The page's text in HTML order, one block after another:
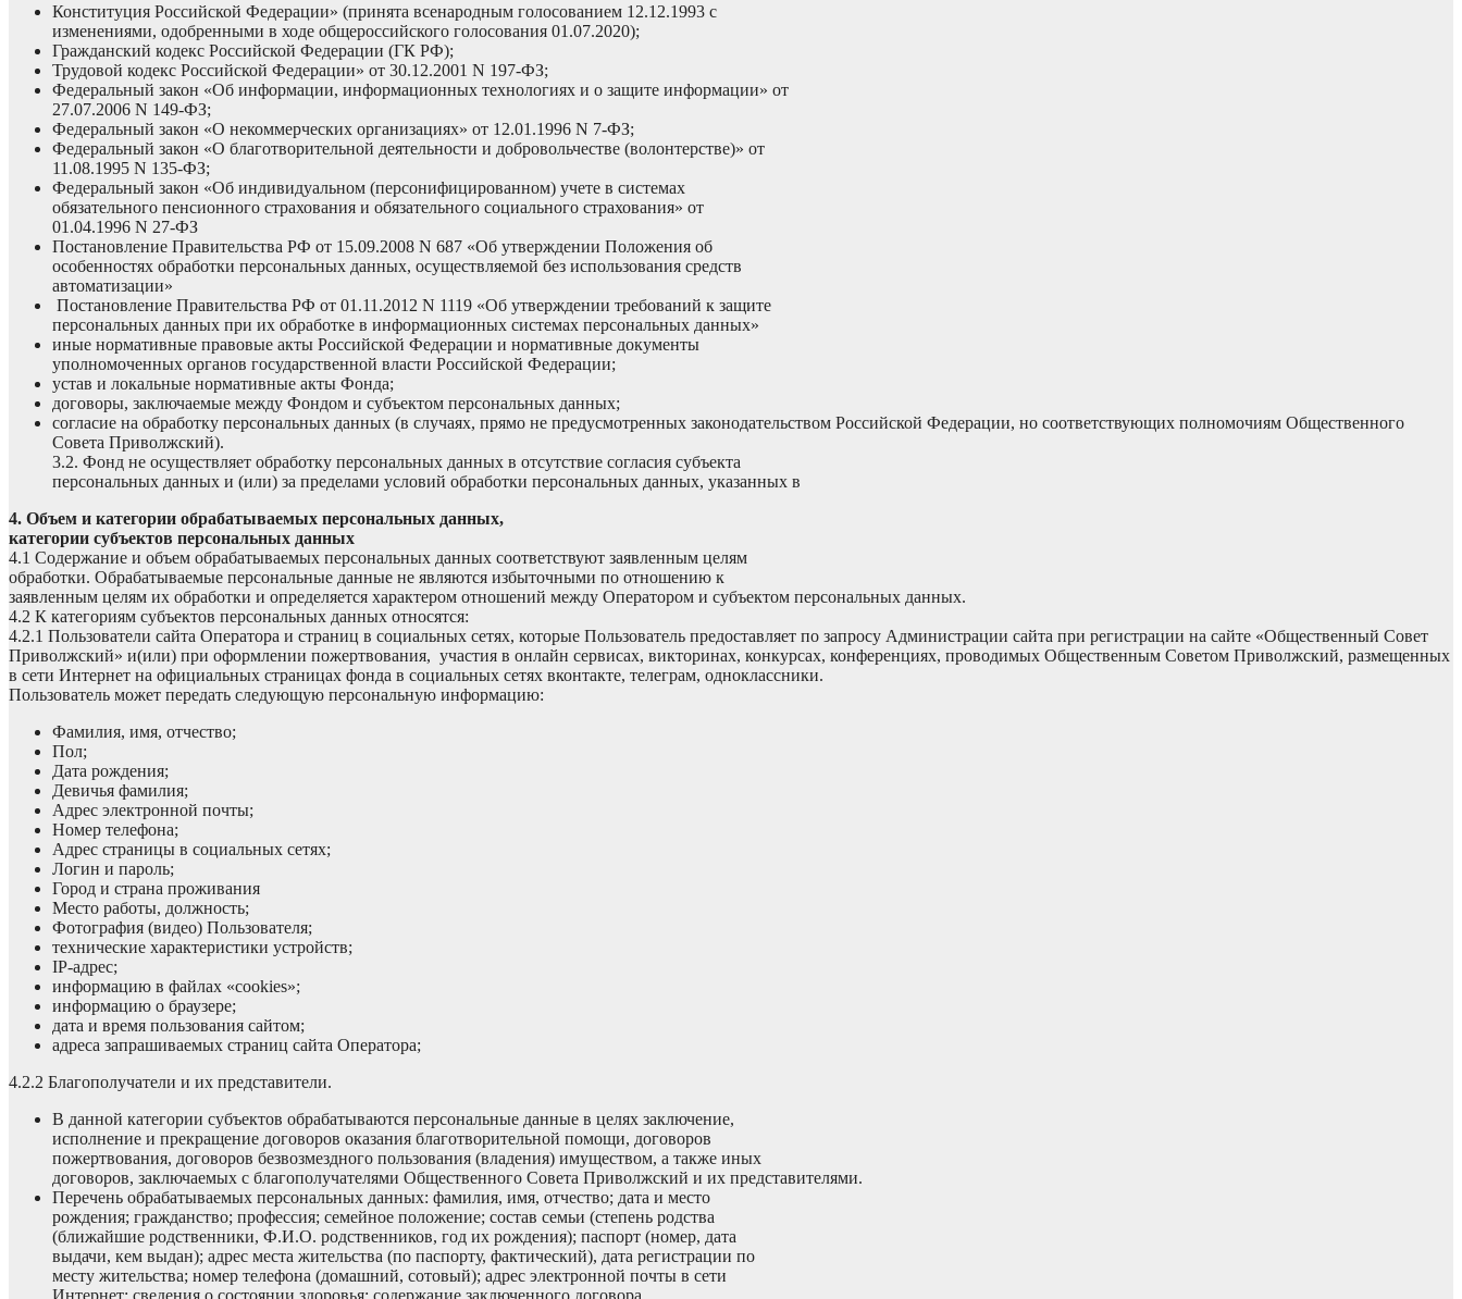
Конституция Российской Федерации» (принята всенародным голосованием 12.12.1993 с
изменениями, одобренными в ходе общероссийского голосования 01.07.2020);
Гражданский кодекс Российской Федерации (ГК РФ);
Трудовой кодекс Российской Федерации» от 30.12.2001 N 197-ФЗ;
Федеральный закон «Об информации, информационных технологиях и о защите информации» от
27.07.2006 N 149-ФЗ;
Федеральный закон «О некоммерческих организациях» от 12.01.1996 N 7-ФЗ;
Федеральный закон «О благотворительной деятельности и добровольчестве (волонтерстве)» от
11.08.1995 N 135-ФЗ;
Федеральный закон «Об индивидуальном (персонифицированном) учете в системах
обязательного пенсионного страхования и обязательного социального страхования» от
01.04.1996 N 27-ФЗ
Постановление Правительства РФ от 15.09.2008 N 687 «Об утверждении Положения об
особенностях обработки персональных данных, осуществляемой без использования средств
автоматизации»
Постановление Правительства РФ от 01.11.2012 N 1119 «Об утверждении требований к защите
персональных данных при их обработке в информационных системах персональных данных»
иные нормативные правовые акты Российской Федерации и нормативные документы
уполномоченных органов государственной власти Российской Федерации;
устав и локальные нормативные акты Фонда;
договоры, заключаемые между Фондом и субъектом персональных данных;
согласие на обработку персональных данных (в случаях, прямо не предусмотренных законодательством Российской Федерации, но соответствующих полномочиям Общественного
Совета Приволжский).
3.2. Фонд не осуществляет обработку персональных данных в отсутствие согласия субъекта
персональных данных и (или) за пределами условий обработки персональных данных, указанных в
4. Объем и категории обрабатываемых персональных данных,
категории субъектов персональных данных
4.1 Содержание и объем обрабатываемых персональных данных соответствуют заявленным целям
обработки. Обрабатываемые персональные данные не являются избыточными по отношению к
заявленным целям их обработки и определяется характером отношений между Оператором и субъектом персональных данных.
4.2 К категориям субъектов персональных данных относятся:
4.2.1 Пользователи сайта Оператора и страниц в социальных сетях, которые Пользователь предоставляет по запросу Администрации сайта при регистрации на сайте «Общественный Совет
Приволжский» и(или) при оформлении пожертвования, участия в онлайн сервисах, викторинах, конкурсах, конференциях, проводимых Общественным Советом Приволжский, размещенных
в сети Интернет на официальных страницах фонда в социальных сетях вконтакте, телеграм, одноклассники.
Пользователь может передать следующую персональную информацию:
Фамилия, имя, отчество;
Пол;
Дата рождения;
Девичья фамилия;
Адрес электронной почты;
Номер телефона;
Адрес страницы в социальных сетях;
Логин и пароль;
Город и страна проживания
Место работы, должность;
Фотография (видео) Пользователя;
технические характеристики устройств;
IР-адрес;
информацию в файлах «сооkies»;
информацию о браузере;
дата и время пользования сайтом;
адреса запрашиваемых страниц сайта Оператора;
4.2.2 Благополучатели и их представители.
В данной категории субъектов обрабатываются персональные данные в целях заключение,
исполнение и прекращение договоров оказания благотворительной помощи, договоров
пожертвования, договоров безвозмездного пользования (владения) имуществом, а также иных
договоров, заключаемых с благополучателями Общественного Совета Приволжский и их представителями.
Перечень обрабатываемых персональных данных: фамилия, имя, отчество; дата и место
рождения; гражданство; профессия; семейное положение; состав семьи (степень родства
(ближайшие родственники, Ф.И.О. родственников, год их рождения); паспорт (номер, дата
выдачи, кем выдан); адрес места жительства (по паспорту, фактический), дата регистрации по
месту жительства; номер телефона (домашний, сотовый); адрес электронной почты в сети
Интернет; сведения о состоянии здоровья; содержание заключенного договора